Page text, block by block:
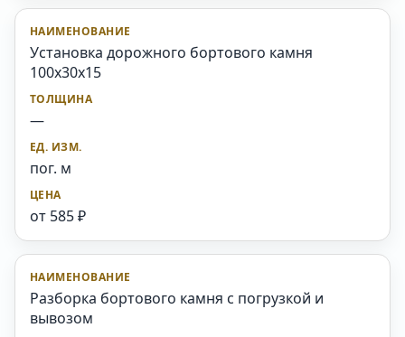
Установка дорожного бортового камня
100x30x15
—
пог. м
от 585 ₽
Разборка бортового камня с погрузкой и
вывозом